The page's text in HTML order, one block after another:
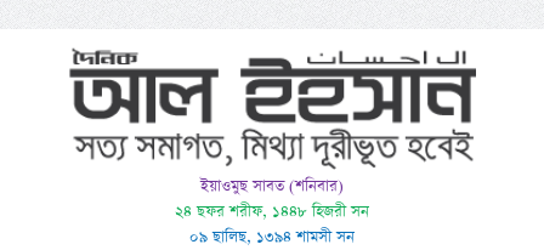
ইয়াওমুছ সাবত (শনিবার)
২৪ ছফর শরীফ, ১৪৪৮ হিজরী সন
০৯ ছালিছ, ১৩৯৪ শামসী সন